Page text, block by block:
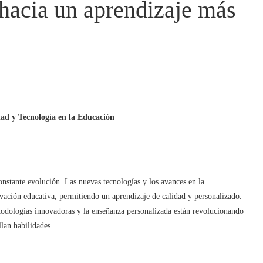
un aprendizaje más
y Tecnología en la Educación
evolución. Las nuevas tecnologías y los avances en la
educativa, permitiendo un aprendizaje de calidad y personalizado.
innovadoras y la enseñanza personalizada están revolucionando
habilidades.